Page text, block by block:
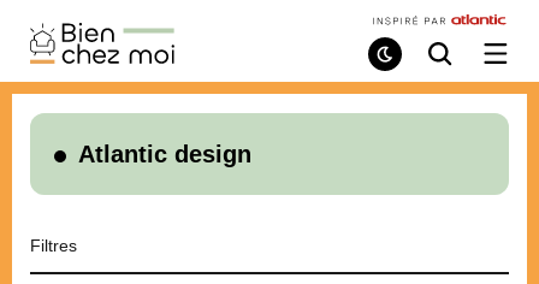
Bien
Chez
Moi
Mode
de
Recherche
/
le
Atlantic design
Filtres